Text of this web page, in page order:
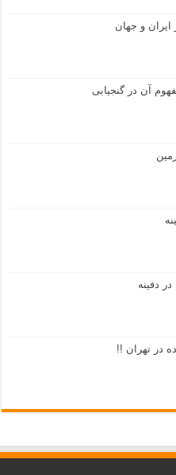
ایران و جهان
آن در گنجیابی
دفینه
در تهران !!